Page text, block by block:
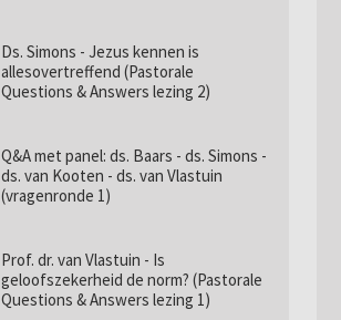
Ds. Simons - Jezus kennen is
allesovertreffend (Pastorale
Questions & Answers lezing 2)
Q&A met panel: ds. Baars - ds. Simons -
ds. van Kooten - ds. van Vlastuin
(vragenronde 1)
Prof. dr. van Vlastuin - Is
geloofszekerheid de norm? (Pastorale
Questions & Answers lezing 1)